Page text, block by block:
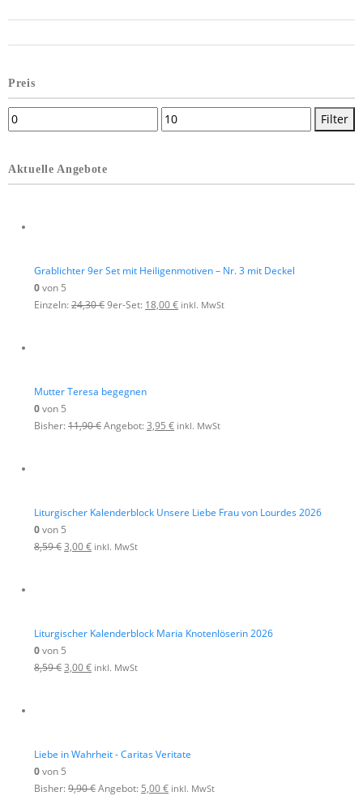
Preis
Filter
Aktuelle Angebote
Grablichter 9er Set mit Heiligenmotiven – Nr. 3 mit Deckel
0von 5
Einzeln:24,30€9er-Set: 18,00€ inkl. MwSt
Mutter Teresa begegnen
0von 5
Bisher:11,90€Angebot:3,95 € inkl. MwSt
Liturgischer Kalenderblock Unsere Liebe Frau von Lourdes 2026
0von 5
8,59€3,00€ inkl. MwSt
Liturgischer Kalenderblock Maria Knotenlöserin 2026
0von 5
8,59€3,00€ inkl. MwSt
Liebe in Wahrheit - Caritas Veritate
0von 5
Bisher:9,90€Angebot: 5,00€ inkl. MwSt